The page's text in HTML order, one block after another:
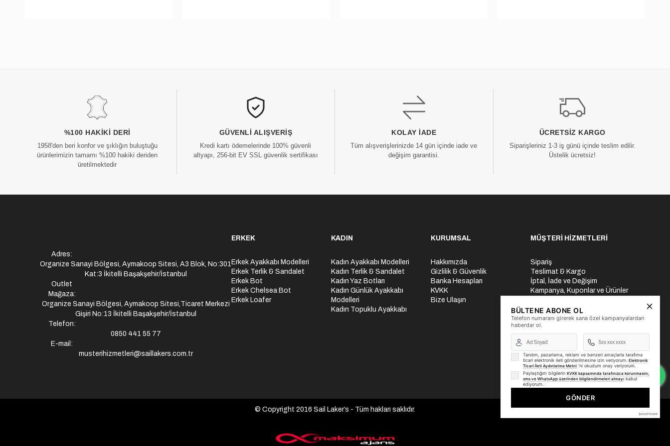
%100 HAKIKI DERI
1958'den beri konfor ve şıklığın buluştuğu
ürünlerimizin tamamı %100 hakiki deriden
üretilmektedir
GÜVENLI ALIŞVERIŞ
Kredi kartı ödemelerinde 100% güvenli
altyapı, 256-bit EV SSL güvenlik sertifikası
KOLAY İADE
Tüm alışverişlerinizde 14 gün içinde iade ve
değişim garantisi.
ÜCRETSIZ KARGO
Siparişleriniz 1-3 iş günü içinde teslim edilir.
Üstelik ücretsiz!
Adres:
Organize Sanayi Bölgesi, Aymakoop Sitesi, A3 Blok, No:301
Kat:3 İkitelli Başakşehir/İstanbul
Outlet
Mağaza:
Organize Sanayi Bölgesi, Aymakoop Sitesi,Ticaret Merkezi
Gişiri No:13 İkitelli Başakşehir/İstanbul
Telefon:
0850 441 55 77
E-mail:
musterihizmetleri@saillakers.com.tr
ERKEK
Erkek Ayakkabı Modelleri
Erkek Terlik & Sandalet
Erkek Bot
Erkek Chelsea Bot
Erkek Loafer
KADIN
Kadın Ayakkabı Modelleri
Kadın Terlik & Sandalet
Kadın Yaz Botları
Kadın Günlük Ayakkabı
Modelleri
Kadın Topuklu Ayakkabı
KURUMSAL
Hakkımızda
Gizlilik & Güvenlik
Banka Hesapları
KVKK
Bize Ulaşın
MÜŞTERİ HİZMETLERİ
Sipariş
Teslimat & Kargo
İptal, İade ve Değişim
Kampanya, Kuponlar ve Ürünler
Üyelik İşlemleri
Yurtdışı Gönderi
© Copyright 2016 Sail Laker’s - Tüm hakları saklıdır.
BÜLTENE ABONE OL
Telefon numaranı girerek sana özel kampanyalardan
haberdar ol.
Tanıtım, pazarlama, reklam ve benzeri amaçlarla tarafıma
ticari elektronik ileti gönderilmesine izin veriyorum. Elektronik
Ticari İleti Aydınlatma Metni 'ni okudum onay veriyorum.
Paylaştığım bilgilerin KVKK kapsamında tarafınızca korunmasını,
sms ve WhatsApp üzerinden bilgilendirmeleri almayı kabul
ediyorum.
GÖNDER